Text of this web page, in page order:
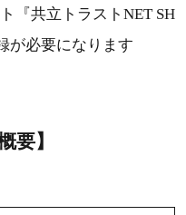
『共立トラストNET SH
が必要になります
要】